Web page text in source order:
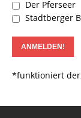
Der Pferseer
Stadtberger
*funktioniert